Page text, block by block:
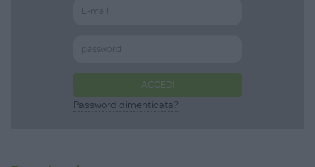
ACCEDI
Password dimenticata?